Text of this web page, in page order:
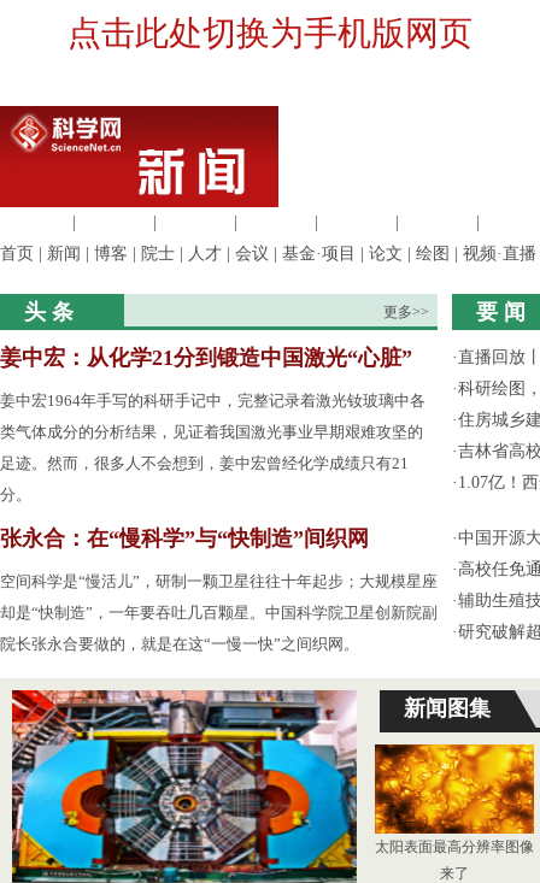
点击此处切换为手机版网页
首页
新闻 博客 院士 人才 会议 基金·项目 论文 绘图 视频·直播
头 条 更多>>
姜中宏：从化学21分到锻造中国激光“心脏”
姜中宏1964年手写的科研手记中，完整记录着激光钕玻璃中各
类气体成分的分析结果，见证着我国激光事业早期艰难攻坚的
足迹。然而，很多人不会想到，姜中宏曾经化学成绩只有21
分。
张永合：在“慢科学”与“快制造”间织网
空间科学是“慢活儿”，研制一颗卫星往往十年起步；大规模星座
却是“快制造”，一年要吞吐几百颗星。中国科学院卫星创新院副
院长张永合要做的，就是在这“一慢一快”之间织网。
要 闻
·直播回放
·科研绘图
·住房城乡
·吉林省高
· 1.07亿！
·中国开源
· 高校任免
·辅助生殖
·研究破解
新闻图集
太阳表面最高分辨率图像
来了